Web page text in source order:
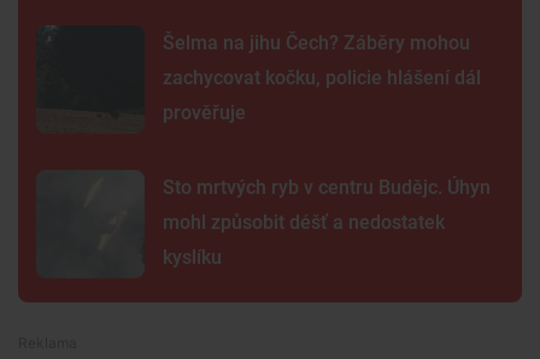
Šelma na jihu Čech? Záběry mohou
zachycovat kočku, policie hlášení dál
prověřuje
Sto mrtvých ryb v centru Budějc. Úhyn
mohl způsobit déšť a nedostatek
kyslíku